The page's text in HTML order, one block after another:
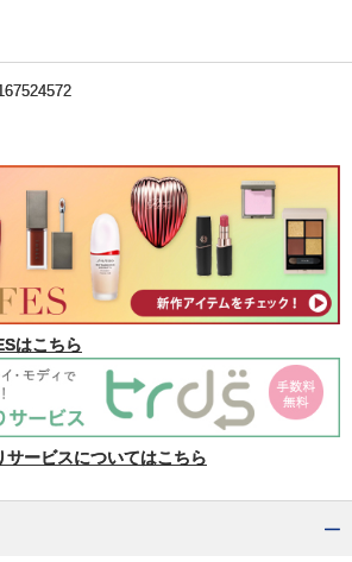
はこちら
ービスについてはこちら